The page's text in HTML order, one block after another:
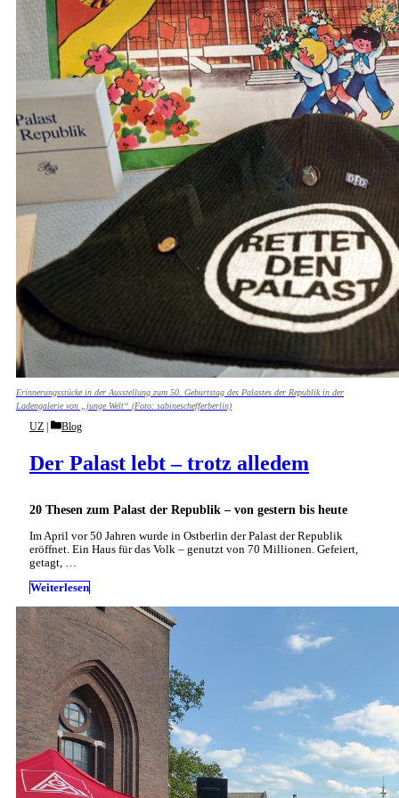
Erinnerungsstücke in der Ausstellung zum 50. Geburtstag des Palastes der Republik in der
Ladengalerie von „junge Welt“ (Foto: sabineschefferberlin)
20 Thesen zum Palast der Republik – von gestern bis heute
Der Palast lebt – trotz alledem
UZ Categories
Blog
Im April vor 50 Jahren wurde in Ostberlin der Palast der Republik
eröffnet. Ein Haus für das Volk – genutzt von 70 Millionen. Gefeiert,
getagt, …
Weiterlesen